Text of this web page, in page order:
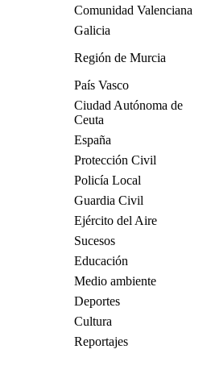
Comunidad Valenciana
Galicia
Región de Murcia
País Vasco
Ciudad Autónoma de
Ceuta
España
Protección Civil
Policía Local
Guardia Civil
Ejército del Aire
Sucesos
Educación
Medio ambiente
Deportes
Cultura
Reportajes